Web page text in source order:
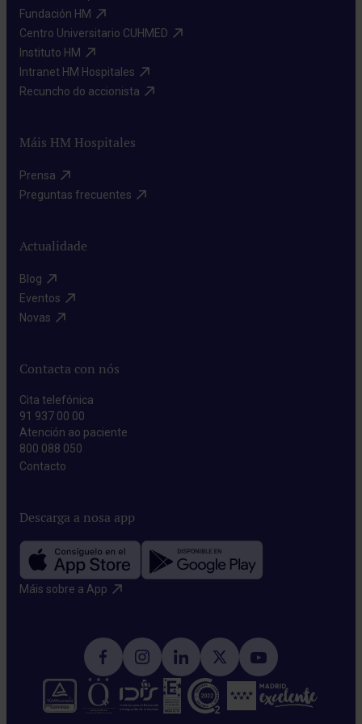
Fundación HM​
Centro Universitario CUHMED​
Instituto HM​
Intranet HM Hospitales​
Recuncho do accionista​
Máis HM Hospitales
Prensa​
Preguntas frecuentes​
Actualidade
Blog​
Eventos​
Novas​
Contacta con nós
Cita telefónica
91 937 00 00
Atención ao paciente
800 088 050
Contacto​
Descarga a nosa app
Máis sobre a App​